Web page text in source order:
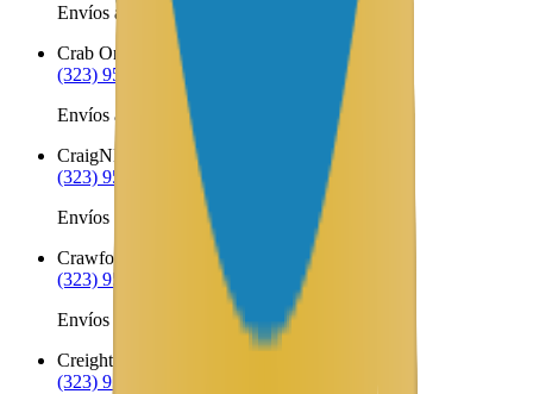
Envíos a Nicaragua desde Cozad
Crab Orchard
NE
(323) 953-8100
Envíos a Nicaragua desde Crab Orchard
CraigNE
(323) 953-8100
Envíos a Nicaragua desde Craig
Crawford
(323) 953-8100
Envíos a Nicaragua desde Crawford
Creighton
(323) 953-8100